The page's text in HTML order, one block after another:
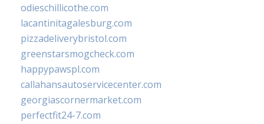
odieschillicothe.com
lacantinitagalesburg.com
pizzadeliverybristol.com
greenstarsmogcheck.com
happypawspl.com
callahansautoservicecenter.com
georgiascornermarket.com
perfectfit24-7.com